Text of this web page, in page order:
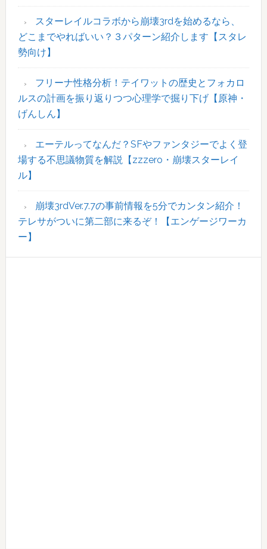
バ
スターレイルコラボから崩壊3rdを始めるなら、
どこまでやればいい？３パターン紹介します【スタレ
勢向け】
フリーナ性格分析！テイワットの歴史とフォカロ
ルスの計画を振り返りつつ心理学で掘り下げ【原神・
げんしん】
エーテルってなんだ？SFやファンタジーでよく登
場する不思議物質を解説【zzzero・崩壊スターレイ
ル】
崩壊3rdVer.7.7の事前情報を5分でカンタン紹介！
テレサがついに第二部に来るぞ！【エンゲージワーカ
ー】